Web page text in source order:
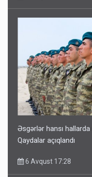
Əsgərlər hansı
Qaydalar açıqlandı
6 Avqust 17:28